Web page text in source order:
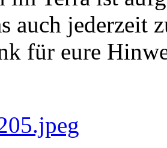
auch jederzeit
für eure